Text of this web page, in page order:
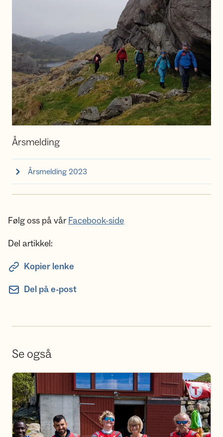
Årsmelding
Årsmelding 2023
Følg oss på vår Facebook-side
Del artikkel:
Kopier lenke
Del på e-post
Se også
Bli frivillig